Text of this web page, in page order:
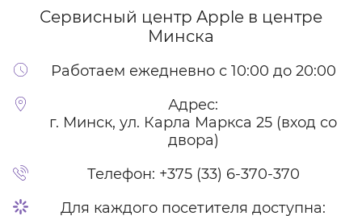
Сервисный центр Apple в центре
Минска
Работаем ежедневно с 10:00 до 20:00
Адрес:
г. Минск, ул. Карла Маркса 25 (вход со
двора)
Телефон: +375 (33) 6-370-370
Для каждого посетителя доступна: